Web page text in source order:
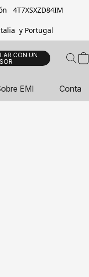
4T7XSXZD84IM
y Portugal
CON UN
EMI